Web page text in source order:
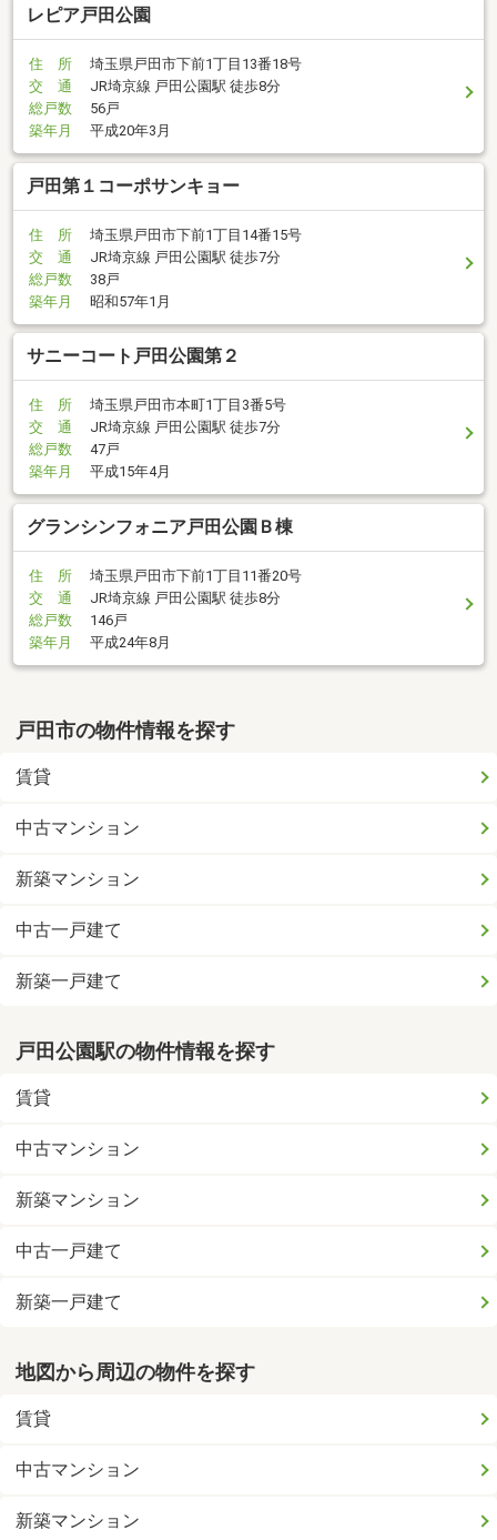
レピア戸田公園
住 所
埼玉県戸田市下前1丁目13番18号
交 通
JR埼京線 戸田公園駅 徒歩8分
総戸数
56戸
築年月
平成20年3月
戸田第１コーポサンキョー
住 所
埼玉県戸田市下前1丁目14番15号
交 通
JR埼京線 戸田公園駅 徒歩7分
総戸数
38戸
築年月
昭和57年1月
サニーコート戸田公園第２
住 所
埼玉県戸田市本町1丁目3番5号
交 通
JR埼京線 戸田公園駅 徒歩7分
総戸数
47戸
築年月
平成15年4月
グランシンフォニア戸田公園Ｂ棟
住 所
埼玉県戸田市下前1丁目11番20号
交 通
JR埼京線 戸田公園駅 徒歩8分
総戸数
146戸
築年月
平成24年8月
戸田市の物件情報を探す
賃貸
中古マンション
新築マンション
中古一戸建て
新築一戸建て
戸田公園駅の物件情報を探す
賃貸
中古マンション
新築マンション
中古一戸建て
新築一戸建て
地図から周辺の物件を探す
賃貸
中古マンション
新築マンション